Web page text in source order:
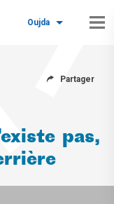
Oujda
Partager
pas,